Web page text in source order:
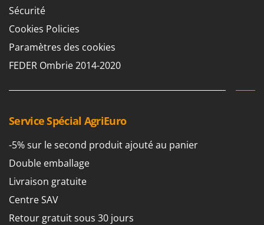
R
Rafraîchisseurs d'air par évaporation
Rampes de chargement en aluminium
Râpes à fromage électriques
Râteaux pour tracteur
Remplisseuses
Robots Tondeuses
Rogneuses de souches
Rouleaux pour tracteur
S
Scies à os
Scies à Ruban
GYS
H
Hailo
Helvi
HiKOKI
I
Idromatic
Il-Tec
Imperia
Infaco
Intec
Sécurité
Cookies Policies
Paramètres des cookies
FEDER Ombrie 2014-2020
Service Spécial AgriEuro
-5% sur le second produit ajouté au panier
Double emballage
Livraison gratuite
Centre SAV
Retour gratuit sous 30 jours